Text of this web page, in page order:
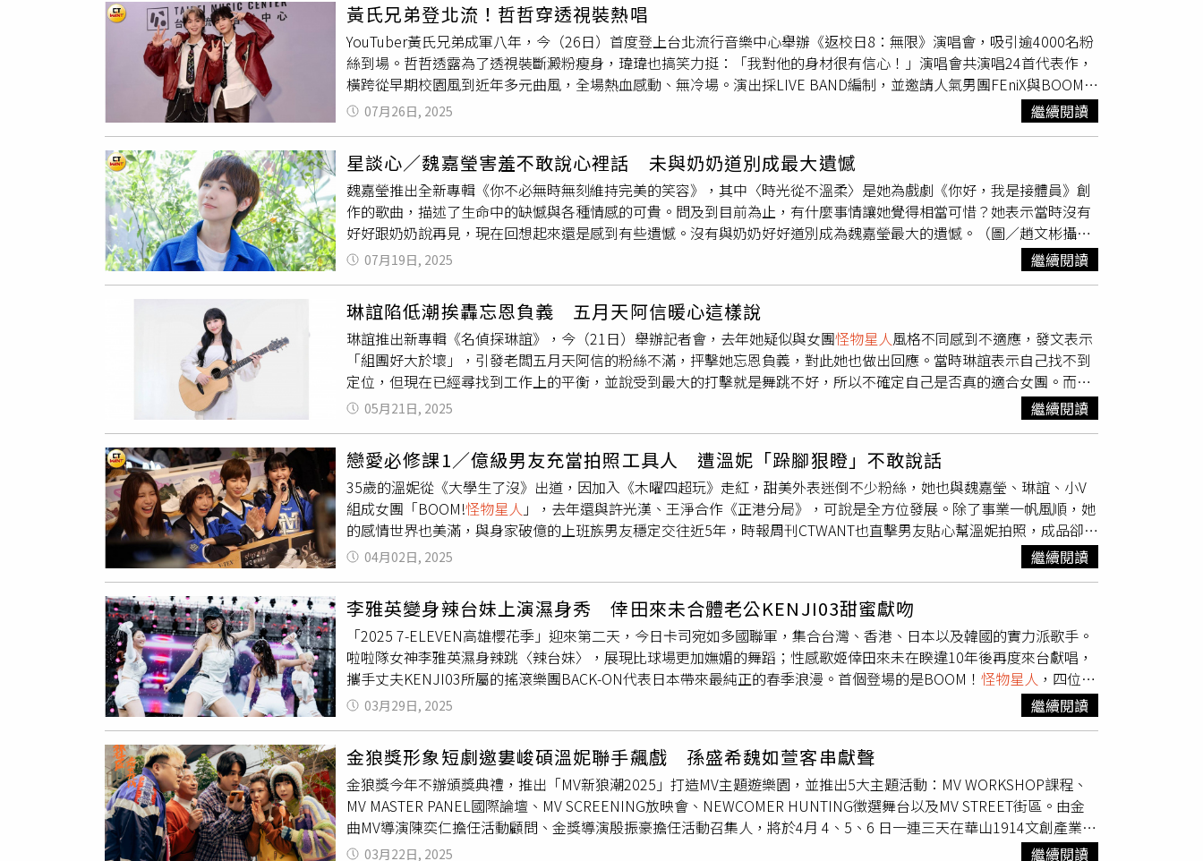
大的成就感，那種感覺是不會離開的，但愛情可以一直換人，那種感覺不太一樣。」打趣說自己現在是在跟工作談戀
愛。雖然熱愛自己的工作，但其實琳誼一開始只是單純愛唱歌，沒想過可以當歌手，是到了大學快畢業時，學姐開餐廳
應徵駐唱歌手，她剛好被選上，就這樣在餐廳唱了3年，期間她還有在其他地方兼職，「收入不穩定，只好一邊做其他
打工，當時經濟狀況只是打平的狀態，沒辦法存錢。」幸好當時她上傳到網路上的唱歌影片被公司看到，簽約後真的成
為歌手，讓她覺得自己非常幸運。在餐廳駐唱3年，琳誼上傳到網路的唱歌影片被公司相中。（圖／趙文彬攝）長相甜
美的琳誼出道後最不習慣的事情，就是演出時常常需要穿裙子，這讓私下喜歡穿褲子的她花了不少時間適應，並說：
「我的性格並不是甜美風格，大家會被我的外表騙了，以為我是個溫柔的人，但其實我比較古靈精怪。」不過後來她也
在音樂作品上展現了古靈精怪的一面，讓歌迷看到了她最真實的性格。雖然長相甜美，但琳誼覺得這不是自己真正的個
性。（圖／趙文彬攝）琳誼出道不久後就以〈蚵仔麵線〉拿下金鐘主題歌曲獎，不過她坦言拿獎後壓力有點大，「主要
是我對自己的期望，我是會想拿更多的人，會給自己一些壓力。」琳誼也希望往後的作品能達到一樣的高度，因此特別
向蕭煌奇邀歌，沒想到對方願意跟她合唱，兩人便合作〈帶你去逛街〉，她大讚蕭煌奇個性非常幽默，拍MV時經紀人原
本擔心他們會沒話聊，結果兩人直接聊開，成為了非常好的朋友。新專輯找來蕭煌奇合作，讓琳誼受益良多。（圖／相
映音樂）除了個人作品，琳誼也是女團「BOOM!怪物星人」的成員，但其實她從沒想過自己會加入女團，「想做一個新
的嘗試，如果沒加入這個女團，我這輩子應該都不會跳舞。」她也坦言一開始學習跳舞時非常痛苦，體力不好的她連做
操都跟不上別人，但在努力練習之下越來越熟練。團體生活也讓琳誼覺得十分新鮮，最大的幫助就是在台上有夥伴能減
輕壓力，偶爾不小心忘詞了，其他人也會立刻救援。琳誼（左一）也是「BOOM!怪物星人」的成員，跳舞對她來說是一
大難題。（圖／相信音樂提供）琳誼這幾年努力工作，並把在台北買房列入人生清單中，而她的另一個夢想就是10年內
站上大巨蛋開唱，被問到哪個會比較快實現？她笑說：「我覺得是相輔相成！」不過她先前分別以個人及女團身分，兩
度擔任五月天的大巨蛋演唱會暖場嘉賓，興奮直呼：「非常開心，尖叫聲很大，冷氣很涼！」並說因為女團有大動作的
舞蹈，讓她覺得比較緊張，但愛挑戰的她預告下張個人專輯說不定會突破自我，嘗試舞曲作品。在台北買房及唱進大巨
蛋都是琳誼的人生目標。（圖／趙文彬攝）
黃氏兄弟登北流！哲哲穿透視裝熱唱
YouTuber黃氏兄弟成軍八年，今（26日）首度登上台北流行音樂中心舉辦《返校日8：無限》演唱會，吸引逾4000名粉
絲到場。哲哲透露為了透視裝斷澱粉瘦身，瑋瑋也搞笑力挺：「我對他的身材很有信心！」演唱會共演唱24首代表作，
橫跨從早期校園風到近年多元曲風，全場熱血感動、無冷場。演出採LIVE BAND編制，並邀請人氣男團FEniX與BOOM!
怪物星人接力共演，掀起多波高潮。壓軸曲〈BYE了極限〉引爆全場大合唱，氣氛直衝天花板。黃氏兄弟感性告白：
「沒有你們，就沒有今天的我們。」並宣布將展開巡演，首站落腳香港，未來也希望挑戰巨蛋、北高開唱，與更多粉絲
07月26日, 2025 繼續閱讀
星談心／魏嘉瑩害羞不敢說心裡話 未與奶奶道別成最大遺憾
魏嘉瑩推出全新專輯《你不必無時無刻維持完美的笑容》，其中〈時光從不溫柔〉是她為戲劇《你好，我是接體員》創
作的歌曲，描述了生命中的缺憾與各種情感的可貴。問及到目前為止，有什麼事情讓她覺得相當可惜？她表示當時沒有
好好跟奶奶說再見，現在回想起來還是感到有些遺憾。沒有與奶奶好好道別成為魏嘉瑩最大的遺憾。（圖／趙文彬攝）
個性比較害羞內斂的魏嘉瑩，不常跟家人說心裡話，高中時很疼她的奶奶進入人生最後的階段，「奶奶就在病床上，媽
媽要我去跟她講幾句話，我就看著但講不出什麼話來，其實很多想說的，但就是卡在心裡。」奶奶離開了之後，她一直
她。與偶像Ella合作讓魏嘉瑩超級緊張。（圖／相映國際提供）〈時光從不溫柔〉是魏嘉瑩與Ella陳嘉樺合作的歌曲，
S.H.E一直都是她的偶像，「我每天都一定要聽S.H.E的歌，睡前聽到起床都還在播這次跟Ella合作，看到她我真的傻住
了，完全沒辦法講話！」而Ella也展現大前輩風範，發現魏嘉瑩很緊張便一直跟她閒話家常，魏嘉瑩更透露拍攝MV當天
時間很早，但Ella超級有活力，「她（Ella）的出場方式很驚人，很像一顆太陽，跟大家說『我來囉』，這樣的精神好值
得學習。」除了個人的音樂事業，魏嘉瑩也是女團「
」的一員，雖然很忙碌，但她樂在其中，笑說：「我還滿
喜歡這種高產量的感覺，因為我很喜歡看鋼彈，開機器人一次要控制這麼多東西，我還滿享受這樣的。」雖然怪物星人
的音樂類型與她個人很不一樣，但她不擔心無法融入，表示：「我想的是要怎麼表現自己，盡量做到最好。」雖然要兼
顧女團很忙碌，要跳舞也曾叫苦連天，但魏嘉瑩很享受這種感覺。（圖／趙文彬攝）不過怪物星人
苦連天，「我從沒接觸過跳舞，想說真的假的，我肢障欸！」苦笑說一開始真的很慘烈，也讓她擔心上台時表現不好，
會影響到團員們的演出，幸好舞蹈老師對她們非常要求，而且能精準抓出每個人的問題，讓她的舞蹈漸漸進步，原本就
喜歡運動的她，現在也開始享受跳舞的感覺。怪物星人當過多場五月天開場嘉賓，讓魏嘉瑩相當感謝。（圖／相信音樂
提供）至於這次出個人專輯，老闆五月天阿信是否有給建議？魏嘉瑩表示：「老闆很給大家空間，混音錄音各方面以我
來看他非常厲害，可以跟這麼強的人一起工作很榮幸。」怪物星人也多次擔任五月天演唱會的開場嘉賓，回憶起第一次
站上萬人舞台的感覺，魏嘉瑩直呼：「在台下發現我心臟跳很快，有種等下要上去戰鬥的感覺，下台以後才回過神來，
那是一個很好的經驗，非常謝謝五月天。」魏嘉瑩以香菜比喻自己的音樂，認為有人不喜歡很正常。（圖／趙文彬攝）
已經有許多音樂作品的魏嘉瑩難免會遇到酸民，不過她把自己的音樂比喻為香菜，「有的人很喜歡香菜，有的人覺得香
菜應該消失，這是很正常的，我的音樂對他們來講可能就是不喜歡的香菜，這也沒關係，快樂是不容易的事情，不用讓
不開心的事情進到心裡。」她也期許自己能有一首大家都會唱的作品，並一直在往這個目標努力前進。
07月19日, 2025 繼續閱讀
琳誼陷低潮挨轟忘恩負義 五月天阿信暖心這樣說
琳誼推出新專輯《名偵探琳誼》，今（21日）舉辦記者會，去年她疑似與女團怪物星人風格不同感到不適應，發文表示
「組團好大於壞」，引發老闆五月天阿信的粉絲不滿，抨擊她忘恩負義，對此她也做出回應。當時琳誼表示自己找不到
定位，但現在已經尋找到工作上的平衡，並說受到最大的打擊就是舞跳不好，所以不確定自己是否真的適合女團。而對
於網路上的攻擊，她也選擇面對，「想看看大家的想法，但的確會心情不好，所以現在比較少看。」幸好團員們都很關
心她，一直想辦法帶她外出散心，就連阿信都會鼓勵她，要她不要太走心。琳誼第一次失戀後暴瘦10公斤。（圖／相映
「純愛戰士」，第一次談戀愛時篤定地覺得會跟對方結婚，結果只交往一年多就分手，「當時我比較不成熟，講氣話把
分手掛嘴邊，結果就被分手了！」第一次受到情傷的她難過到吃不下飯，整整瘦了10公斤。目前單身4年的琳誼對戀愛
抱持隨緣態度，問及阿信是不是她的理想型？她笑說：「阿信是大家的理想型，我尊重的前輩！」也提到以前喜歡有才
華的男生，前任就是這樣的類型，卻無法提供她想要的情緒價值，因此現在她對於男友類型不設限，一切順其自然。琳
誼日前膝蓋突然受傷。（圖／相映音樂提供）琳誼將在6月29日舉辦新專輯演唱會，目前正在積極籌備，日前左腳膝蓋
卻忽然受傷，下飛機時完全不能行走，最後只能請地勤推輪椅。醫生檢查後推測是運動傷害，團員們卻不相信，笑說她
一定是連續吃太多天火鍋，讓她一度擔心自己是不是痛風，幸好經過電療跟消炎藥之後恢復正常。
05月21日, 2025 繼續閱讀
戀愛必修課1／億級男友充當拍照工具人 遭溫妮「跺腳狠瞪」不敢說話
35歲的溫妮從《大學生了沒》出道，因加入《木曜四超玩》走紅，甜美外表迷倒不少粉絲，她也與魏嘉瑩、琳誼、小V
組成女團「BOOM!怪物星人 」，去年還與許光漢、王淨合作《正港分局》，可說是全方位發展。除了事業一帆風順，她
的感情世界也美滿，與身家破億的上班族男友穩定交往近5年，時報周刊CTWANT也直擊男友貼心幫溫妮拍照，成品卻讓
女生不滿意，看來還未掌握「拍照」這項男友必備技能。活動結束後，疑似是溫妮男友的車接團員們到阿信家附近的豪
」團員們結束一日店長活動，共乘一輛黑色廂
了兩大袋便當回去，魏嘉瑩則於6點半左右獨自回到阿信的豪宅換裝後又返回，而溫妮隨後在社群上貼動態，顯示與團
員們在一起練團。魏嘉瑩到阿信豪宅換裝後又返回，溫妮貼文顯示他們在練團。（圖／本刊攝影組）車子開出豪宅後，
溫妮的男友已在車上，隨後男友護著溫妮走到公園。（圖／本刊攝影組）晚間9點40分，箱型車開出豪宅，20分鐘後在
信義區路邊停車，司機搬了箱東西到後車廂，車上可見溫妮穩交中的身家破億男友。10點7分，車子停在象山公園旁，
兩人下車走進公園，男友一下車便將手搭在溫妮肩上，邊走邊呵護著對方。走在公園的人行道上，溫妮拿燈罩補光，男
友拿著手機幫忙拍攝，接著小倆口在公園一隅，男友繼續幫忙拍照，溫妮看了拍攝成果似乎並不滿意，於是自己掌鏡自
拍，男友只好改拿燈光補光。到公園後男友幫溫妮拍照還貼心打燈。（圖／本刊攝影組）不過溫妮臉嘟嘟似乎對照片不
滿意後來乾脆自拍。（圖／本刊攝影組）10點21分拍攝完畢後，兩人上車轉往信義區百貨商圈的露天酒吧，加入友人們
的行列同歡，溫妮也淺嘗一小杯。深夜11點半左右，幾名友人換到附近的夜店續攤，直到次日凌晨1點35分，小倆口走
出夜店，然而不知何故，戴著口罩的溫妮露出不悅的眼神，跺腳並狠狠瞪著男友，對方似乎受到震懾，只能低著頭滑手
機，不敢看著溫妮，5分鐘後，兩人才共乘多元計程車離去。拍完照後，溫妮與男友來到信義區的露天酒吧。（圖／本
刊攝影組）與友人續攤完走出夜店，溫妮似乎在對男友跺腳耍小脾氣，但被溫妮盯著看的男友沒有抬頭，而是一直看著
04月02日, 2025 繼續閱讀
李雅英變身辣台妹上演濕身秀 倖田來未合體老公KENJI03甜蜜獻吻
「2025 7-ELEVEN高雄櫻花季」迎來第二天，今日卡司宛如多國聯軍，集合台灣、香港、日本以及韓國的實力派歌手。
啦啦隊女神李雅英濕身辣跳〈辣台妹〉，展現比球場更加嫵媚的舞蹈；性感歌姬倖田來未在睽違10年後再度來台獻唱，
攜手丈夫KENJI03所屬的搖滾樂團BACK-ON代表日本帶來最純正的春季浪漫。首個登場的是BOOM！ 怪物星人 ，四位女
孩身著藍色學院風的服裝以〈墨玉〉磅礴開場，還翻唱告五人的〈愛人錯過〉、S.H.E的〈SHERO〉等經典夯曲。影歌
雙棲的梁舒涵，準備了〈要不要約一下〉、〈粉紅泡泡〉、〈你超啤的〉以及2025高雄櫻花季主題曲〈愛的超櫻樹〉。
緊接而來的是唱作歌姬Bae 林采欣，以百變的歌聲一連帶來四首歌曲，親切地不斷地與台下粉絲比愛心互動。香港創作
歌手Tyson Yoshi以性感的R&B嗓音讓炎熱的高雄氣氛更加升溫，為女友打造的千萬神曲〈CHRISTY〉讓觀眾深陷甜蜜的
漩渦之中。舞台上也邀請到韓國及台灣的啦啦隊女孩們－李雅英和台鋼Ｗing Stars，李雅英大跳〈GONNA GET YOUR
HEART〉、〈WHIPLASH〉、〈Hot Issue〉、〈NEW THANG BOOM SHAKE〉等多首流行歌曲合集，舞姿撩人魅力爆
棚，本來要退場的李雅英，在安可聲中停留在台上，入境隨俗熱跳〈辣台妹〉，並且往身上倒水演出性感濕身秀；台鋼
Ｗing Stars則演出〈CHEER IT UP〉和「兵兵ㄅㄧㄤˋㄅㄧㄤˋ聯盟教學」，展現青春洋溢的活力。台鋼Ｗing Stars則演
03月29日, 2025 繼續閱讀
金狼獎形象短劇邀婁峻碩溫妮聯手飆戲 孫盛希魏如萱客串獻聲
金狼獎今年不辦頒獎典禮，推出「MV新狼潮2025」打造MV主題遊樂園，並推出5大主題活動：MV WORKSHOP課程、
MV MASTER PANEL國際論壇、MV SCREENING放映會、NEWCOMER HUNTING徵選舞台以及MV STREET街區。由金
曲MV導演陳奕仁擔任活動顧問、金獎導演殷振豪擔任活動召集人，將於4月 4、5、6 日一連三天在華山1914文創產業園
區：東3B烏梅劇院、光點華山電影館登場。金狼獎團隊為此次活動砸下重本拍攝「新狼社區之MV大作戰」形象短劇
03月22日, 2025 繼續閱讀